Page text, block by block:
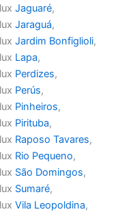
Jaguaré,
Jaraguá,
Jardim Bonfiglioli,
Lapa,
Perdizes,
Perús,
Pinheiros,
Pirituba,
Raposo Tavares,
Rio Pequeno,
São Domingos,
Sumaré,
Vila Leopoldina,